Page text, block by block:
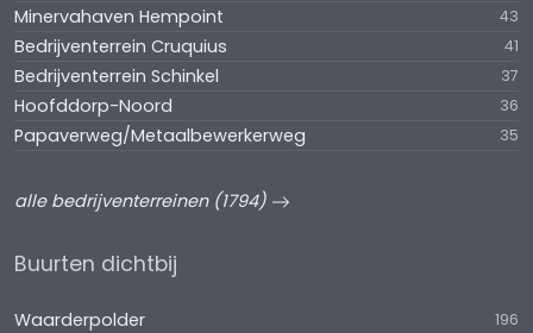
Minervahaven Hempoint 43
Bedrijventerrein Cruquius 41
Bedrijventerrein Schinkel 37
Hoofddorp-Noord 36
Papaverweg/Metaalbewerkerweg 35
alle bedrijventerreinen (1794)
Buurten dichtbij
Waarderpolder 196